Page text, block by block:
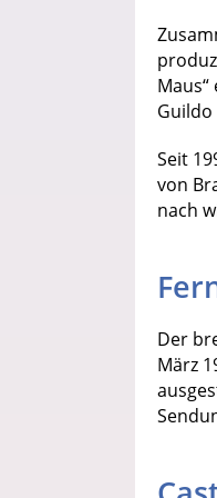
Seit
von
nach
Der
März